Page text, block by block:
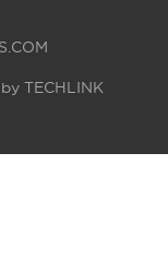
TECHLINK